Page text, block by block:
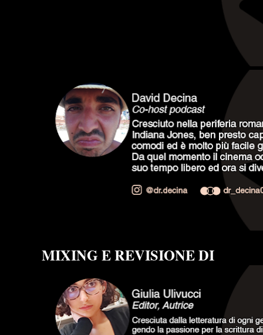
MIXING E REVISIONE DI